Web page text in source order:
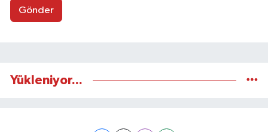
Gönder
Yükleniyor...